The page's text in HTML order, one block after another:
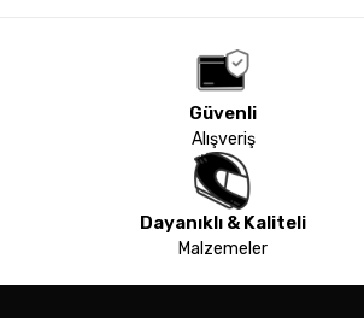
Güvenli
Alışveriş
Dayanıklı & Kaliteli
Malzemeler